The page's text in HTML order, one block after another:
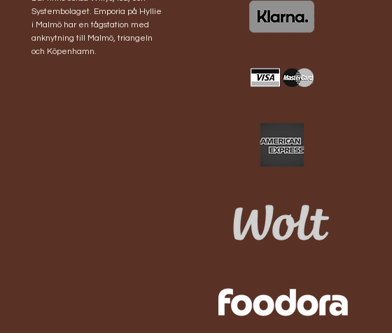
Systembolaget. Emporia på Hyllie
i Malmö har en tågstation med
anknytning till Malmö, triangeln
och Köpenhamn.